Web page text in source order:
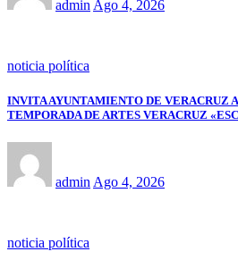
admin Ago 4, 2026
noticia política
INVITA AYUNTAMIENTO DE VERACRUZ
TEMPORADA DE ARTES VERACRUZ
admin Ago 4, 2026
noticia política